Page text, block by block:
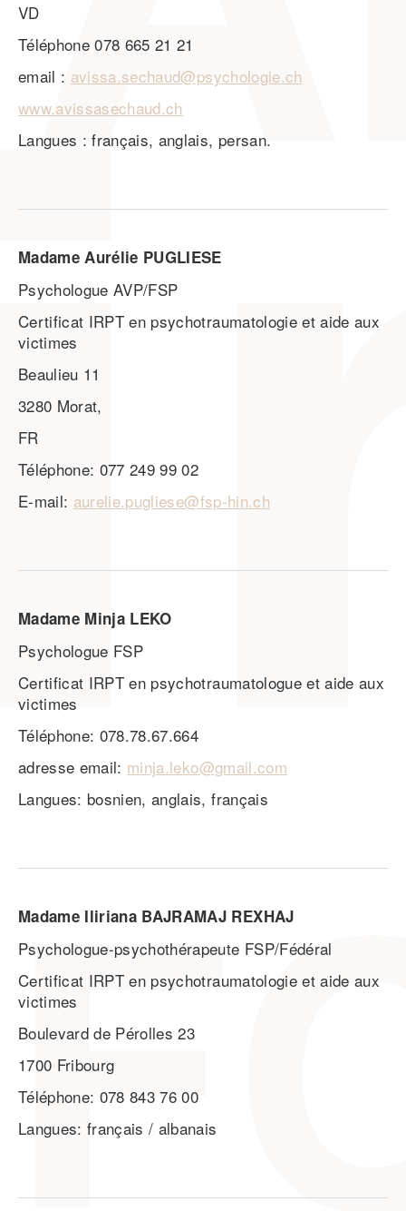
VD
Téléphone 078 665 21 21
email : avissa.sechaud@psychologie.ch
www.avissasechaud.ch
Langues : français, anglais, persan.
Madame Aurélie PUGLIESE
Psychologue AVP/FSP
Certificat IRPT en psychotraumatologie et aide aux
victimes
Beaulieu 11
3280 Morat,
FR
Téléphone: 077 249 99 02
E-mail: aurelie.pugliese@fsp-hin.ch
Madame Minja LEKO
Psychologue FSP
Certificat IRPT en psychotraumatologue et aide aux
victimes
Téléphone: 078.78.67.664
adresse email: minja.leko@gmail.com
Langues: bosnien, anglais, français
Madame Iliriana BAJRAMAJ REXHAJ
Psychologue-psychothérapeute FSP/Fédéral
Certificat IRPT en psychotraumatologie et aide aux
victimes
Boulevard de Pérolles 23
1700 Fribourg
Téléphone: 078 843 76 00
Langues: français / albanais